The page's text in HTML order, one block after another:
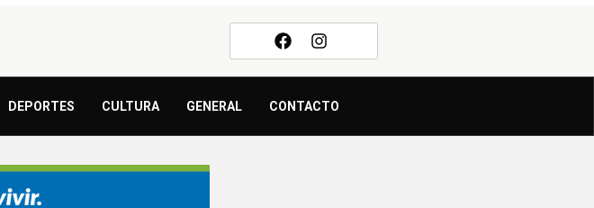
DEPORTES CULTURA GENERAL CONTACTO